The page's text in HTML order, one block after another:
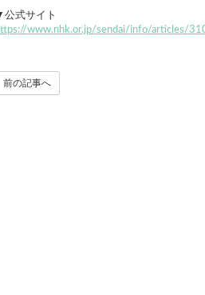
公式サイト
www.nhk.or.jp/sendai/info/articles/
前の記事へ